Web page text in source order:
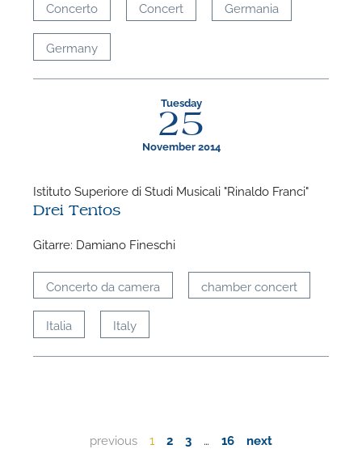
Concerto Concert Germania
Germany
Tuesday
25
November 2014
Istituto Superiore di Studi Musicali "Rinaldo Franci"
Drei Tentos
Gitarre: Damiano Fineschi
Concerto da camera chamber concert
Italia Italy
previous 1 2 3 … 16 next